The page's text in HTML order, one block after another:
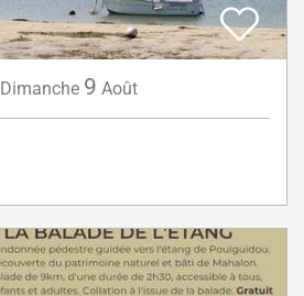
Dimanche 9 Août